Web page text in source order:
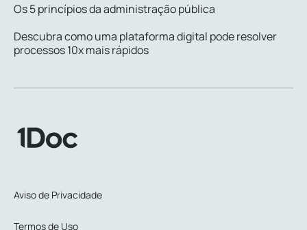
Os 5 princípios da administração pública
Descubra como uma plataforma digital pode resolver
processos 10x mais rápidos
Aviso de Privacidade
Termos de Uso